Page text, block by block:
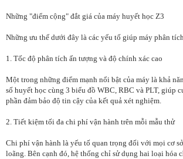
Những "điểm cộng" đắt giá của máy huyết học Z3
Những ưu thế dưới đây là các yếu tố giúp máy phân
1. Tốc độ phân tích ấn tượng và độ chính xác cao
Một trong những điểm mạnh nổi bật của máy là khả
số huyết học cùng 3 biểu đồ WBC, RBC và PLT, giúp
phần đảm bảo độ tin cậy của kết quả xét nghiệm.
2. Tiết kiệm tối đa chi phí vận hành trên mỗi mẫu thử
Chi phí vận hành là yếu tố quan trọng đối với mọi cơ
loãng. Bên cạnh đó, hệ thống chỉ sử dụng hai loại